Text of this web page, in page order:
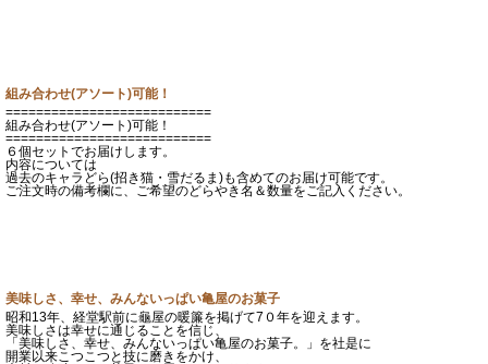
組み合わせ(アソート)可能！
===========================
組み合わせ(アソート)可能！
===========================
６個セットでお届けします。
内容については
過去のキャラどら(招き猫・雪だるま)も含めてのお届け可能です。
ご注文時の備考欄に、ご希望のどらやき名＆数量をご記入ください。
美味しさ、幸せ、みんないっぱい亀屋のお菓子
昭和13年、経堂駅前に龜屋の暖簾を掲げて7０年を迎えます。
美味しさは幸せに通じることを信じ、
「美味しさ、幸せ、みんないっぱい亀屋のお菓子。」を社是に
開業以来こつこつと技に磨きをかけ、